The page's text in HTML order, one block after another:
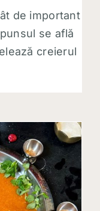
de important
se află
creierul